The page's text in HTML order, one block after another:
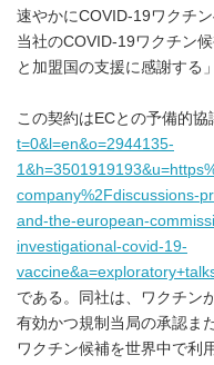
速やかにCOVID-19ワクチ
当社のCOVID-19ワクチン
と加盟国の支援に感謝する
この契約はECとの予備的協
t=0&l=en&o=2944135-
company%2Fdiscussions-
and-the-european-
investigational-covid-19-
である。同社は、ワクチン
有効かつ規制当局の承認ま
ワクチン候補を世界中で利